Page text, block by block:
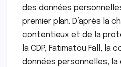
des données
premier plan. D’après la
contentieux et de la
la CDP, Fatimatou Fall, la
données personnelles, la